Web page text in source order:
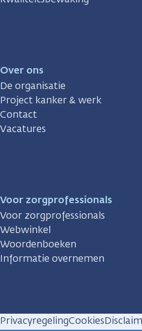
Over ons
De organisatie
Project kanker & werk
Contact
Vacatures
Voor zorgprofessionals
Voor zorgprofessionals
Webwinkel
Woordenboeken
Informatie overnemen
PrivacyregelingCookies